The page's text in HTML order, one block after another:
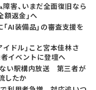
害、いまだ全面復旧なら
返金」へ
AI装備品」の審査支援を
ドル」こと宮本佳林さ
イベントに登壇へ
ない駅構内放送 第三者が
したか